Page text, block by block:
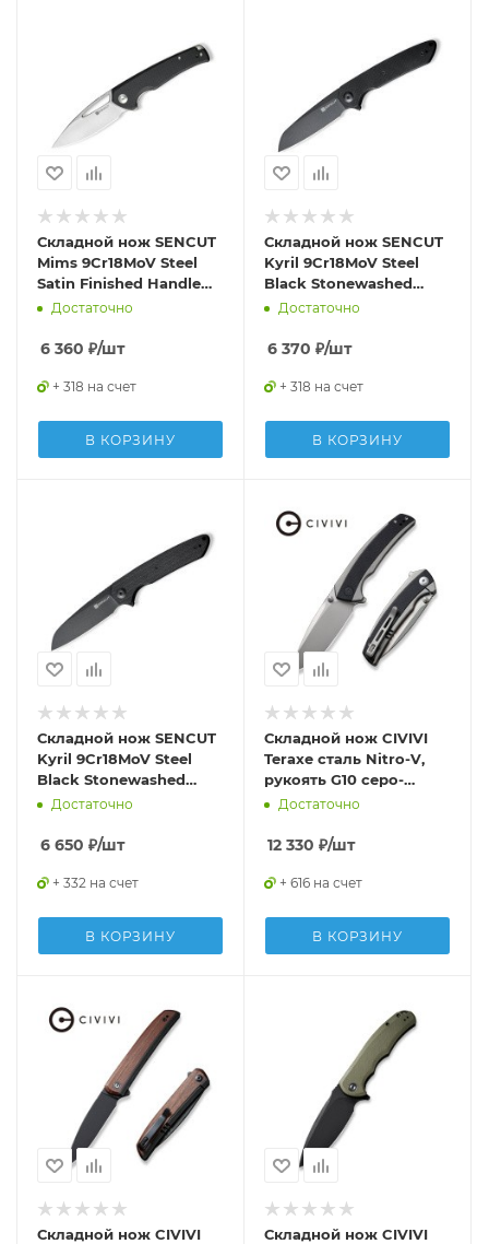
Складной нож SENCUT
Mims 9Cr18MoV Steel
Satin Finished Handle
G10 Black
Достаточно
6 360 ₽/шт
+ 318 на счет
В КОРЗИНУ
Складной нож SENCUT
Kyril 9Cr18MoV Steel
Black Stonewashed
Handle G10 Black
Достаточно
6 370 ₽/шт
+ 318 на счет
В КОРЗИНУ
Складной нож SENCUT
Kyril 9Cr18MoV Steel
Black Stonewashed
Handle Black Micarta
Достаточно
6 650 ₽/шт
+ 332 на счет
В КОРЗИНУ
Складной нож CIVIVI
Teraxe сталь Nitro-V,
рукоять G10 серо-
черная
Достаточно
12 330 ₽/шт
+ 616 на счет
В КОРЗИНУ
Складной нож CIVIVI
Складной нож CIVIVI